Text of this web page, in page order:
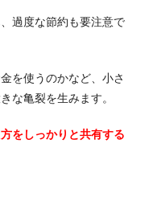
過度な節約も要注意で
を使うのかなど、小さ
な亀裂を生みます。
をしっかりと共有する